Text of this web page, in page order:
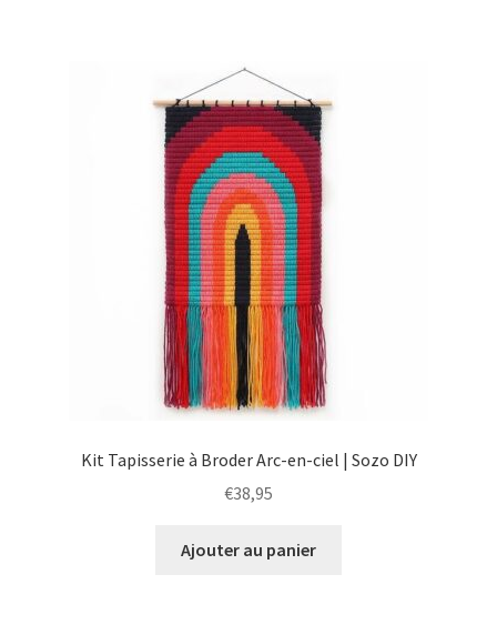
Kit Tapisserie à Broder Arc-en-ciel | Sozo DIY
€38,95
Ajouter au panier